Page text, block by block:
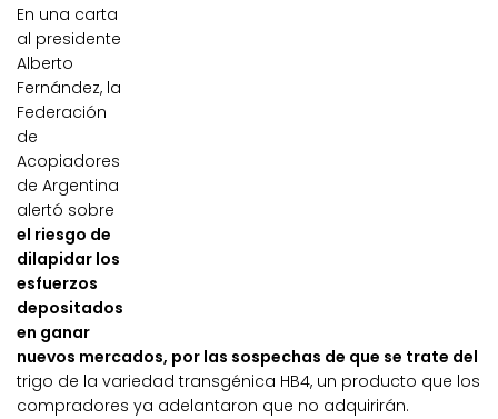
En una carta
al presidente
Alberto
Fernández, la
Federación
de
Acopiadores
de Argentina
alertó sobre
el riesgo de
dilapidar los
esfuerzos
depositados
en ganar
nuevos mercados, por las sospechas de que se trate del
trigo de la variedad transgénica HB4, un producto que los
compradores ya adelantaron que no adquirirán.